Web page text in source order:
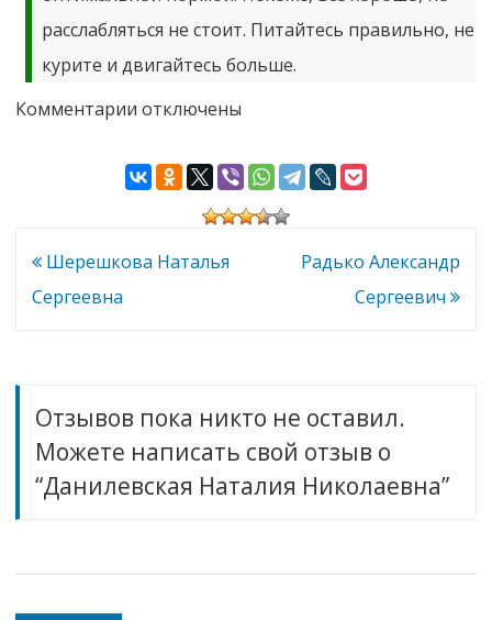
расслабляться не стоит. Питайтесь правильно, не
курите и двигайтесь больше.
Комментарии к
Наталия
Николаевна
отключены
Навигация
по
Шерешкова Наталья
Сергеевна
Радько Александр
Сергеевич
Отзывов пока никто не оставил.
Можете написать свой отзыв о
“Данилевская Наталия Николаевна”